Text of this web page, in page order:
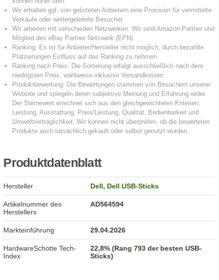
Produktdatenblatt
Hersteller Dell,Dell USB-Sticks
Artikelnummer des
Herstellers
AD564594
Markteinführung 29.04.2026
HardwareSchotte Tech-
Index
22,8% (Rang 793 der besten USB-
Sticks)